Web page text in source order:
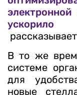
ускорило
рассказывает
В то же
системе
для
новые